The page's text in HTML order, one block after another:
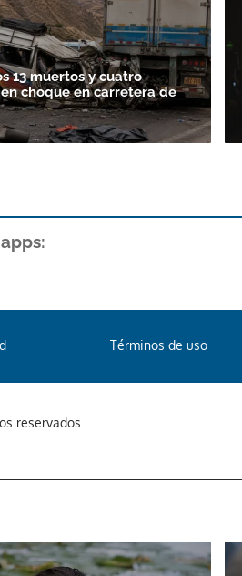
13 muertos y cuatro
choque en carretera de
Términos de uso
reservados